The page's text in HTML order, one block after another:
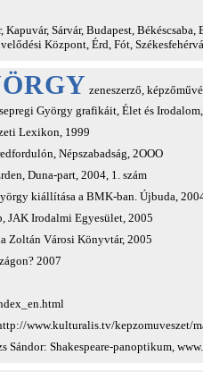
Kapuvár, Sárvár, Budapest,
Központ, Érd, Fót,
zeneszerző,
György grafikáit, Élet és
Lexikon, 1999
Népszabadság, 2OOO
Duna-part, 2004, 1. szám
kiállítása a BMK-ban. Újbuda,
JAK Irodalmi Egyesület, 2005
Zoltán Városi Könyvtár, 2005
2007
www.kulturalis.tv/kepzomuveszet/
Sándor: Shakespeare-panoptikum,